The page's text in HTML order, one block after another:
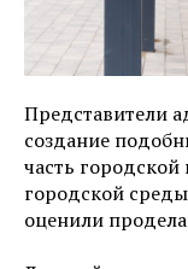
Представители
создание
часть
городской
оценили